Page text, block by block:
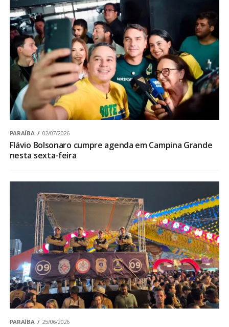
PARAÍBA 02/07/2026
Flávio Bolsonaro cumpre agenda em Campina Grande
nesta sexta-feira
PARAÍBA 25/06/2026